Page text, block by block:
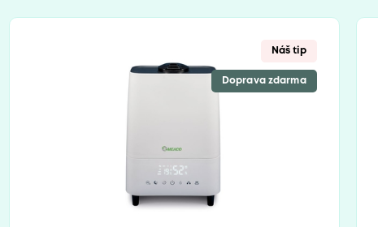
Náš tip
Doprava zdarma